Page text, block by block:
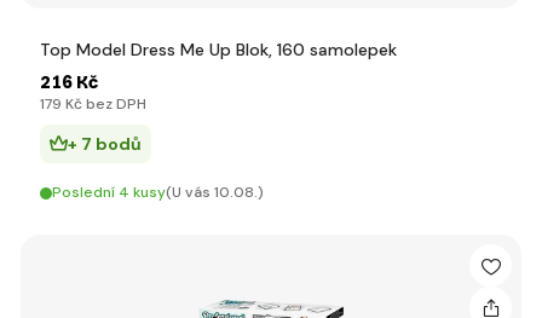
Top Model Dress Me Up Blok, 160 samolepek
216 Kč
179 Kč bez DPH
+ 7 bodů
Poslední 4 kusy(U vás 10.08.)